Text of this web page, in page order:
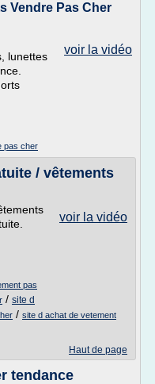
Vendre Pas Cher
voir la vidéo
lunettes
pas cher
/ vêtements
voir la vidéo
pas
/ site d
/ site d achat de vetement
Haut de page
tendance